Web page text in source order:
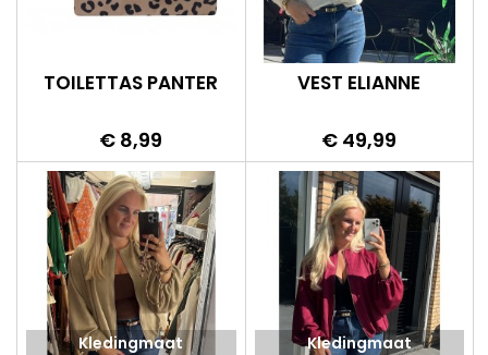
TOILETTAS PANTER
Prijs
€ 8,99
VEST ELIANNE
Prijs
€ 49,99
Kledingmaat Kledingmaat